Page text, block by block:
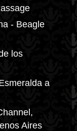
- Beagle
los
a
Aires